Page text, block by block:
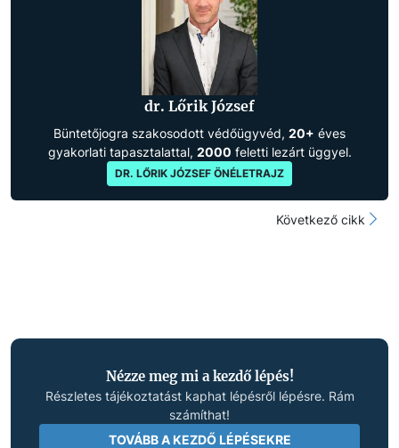
dr. Lőrik József
Büntetőjogra szakosodott védőügyvéd, 20+ éves
gyakorlati tapasztalattal, 2000 feletti lezárt üggyel.
DR. LŐRIK JÓZSEF ÖNÉLETRAJZ
Következő cikk
Nézze meg mi a kezdő lépés!
Részletes tájékoztatást kaphat lépésről lépésre. Rám
számíthat!
TOVÁBB A KEZDŐ LÉPÉSEKRE